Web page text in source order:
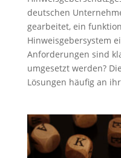
deutschen
gearbeitet, ein
Hinweisgebersystem
Anforderungen sind
umgesetzt werden?
Lösungen häufig an